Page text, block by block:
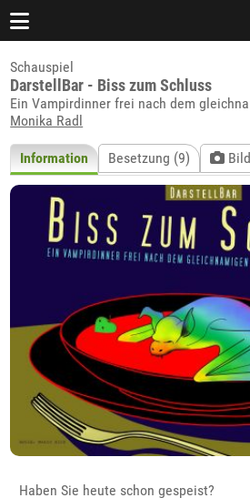
Schauspiel
DarstellBar - Biss zum Schluss
Ein Vampirdinner frei nach dem
Monika Radl
Information Besetzung (9)
Haben Sie heute schon gespeist?